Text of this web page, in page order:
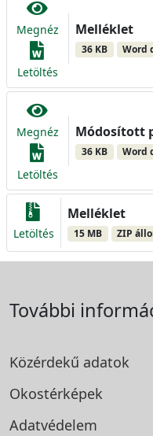
Megnéz
Letöltés
Melléklet
36 KB Word
Megnéz
Letöltés
Módosított
36 KB Word
Letöltés
Melléklet
15 MB ZIP
További
Közérdekű adatok
Okostérképek
Adatvédelem